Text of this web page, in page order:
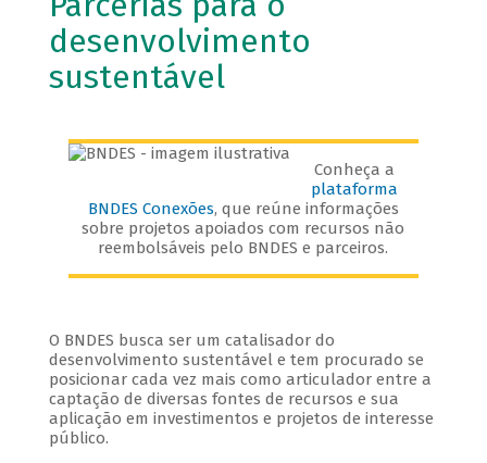
desenvolvimento
sustentável
Conheça a
plataforma
BNDES Conexões, que reúne informações
sobre projetos apoiados com recursos não
reembolsáveis pelo BNDES e parceiros.
O BNDES busca ser um catalisador do
desenvolvimento sustentável e tem procurado se
posicionar cada vez mais como articulador entre a
captação de diversas fontes de recursos e sua
aplicação em investimentos e projetos de interesse
público.